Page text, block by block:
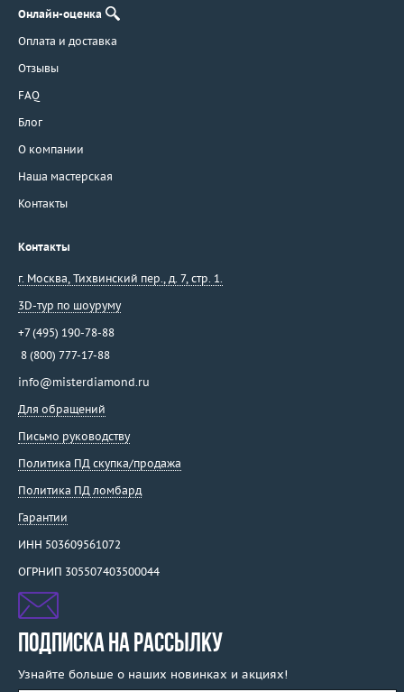
Онлайн-оценка
Оплата и доставка
Отзывы
FAQ
Блог
О компании
Наша мастерская
Контакты
Контакты
г. Москва, Тихвинский пер., д. 7, стр. 1.
3D-тур по шоуруму
+7 (495) 190-78-88
8 (800) 777-17-88
info@misterdiamond.ru
Для обращений
Письмо руководству
Политика ПД скупка/продажа
Политика ПД ломбард
Гарантии
ИНН 503609561072
ОГРНИП 305507403500044
ПОДПИСКА НА РАССЫЛКУ
Узнайте больше о наших новинках и акциях!